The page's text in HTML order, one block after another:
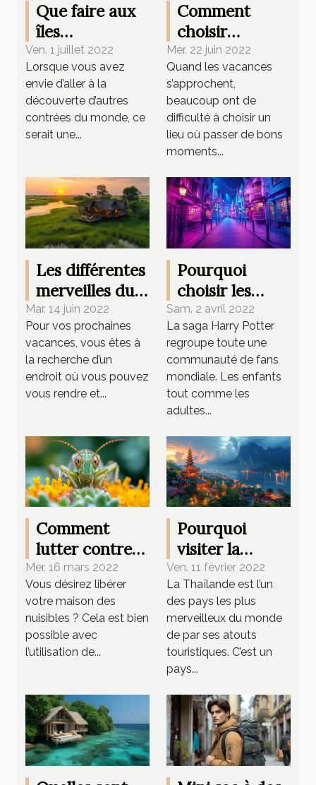
Que faire aux
îles
sanguinaires ?
Ven. 1 juillet 2022
Lorsque vous avez
envie d’aller à la
découverte d’autres
contrées du monde, ce
serait une...
Comment
choisir
l’endroit idéal
pour ses
vacances en
septembre ?
Mer. 22 juin 2022
Quand les vacances
s’approchent,
beaucoup ont de
difficulté à choisir un
lieu où passer de bons
moments...
Les différentes
merveilles du
Botswana
Mar. 14 juin 2022
Pour vos prochaines
vacances, vous êtes à
la recherche d’un
endroit où vous pouvez
vous rendre et...
Pourquoi
choisir les
studios Harry
Potter à
Londres ?
Sam. 2 avril 2022
La saga Harry Potter
regroupe toute une
communauté de fans
mondiale. Les enfants
tout comme les
adultes...
Comment
lutter contre
les nuisibles ?
Mer. 16 mars 2022
Vous désirez libérer
votre maison des
nuisibles ? Cela est bien
possible avec
l’utilisation de...
Pourquoi
visiter la
Thaïlande ?
Ven. 11 février 2022
La Thaïlande est l’un
des pays les plus
merveilleux du monde
de par ses atouts
touristiques. C’est un
pays...